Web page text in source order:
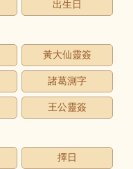
出生日
黃大仙靈簽
諸葛測字
王公靈簽
擇日